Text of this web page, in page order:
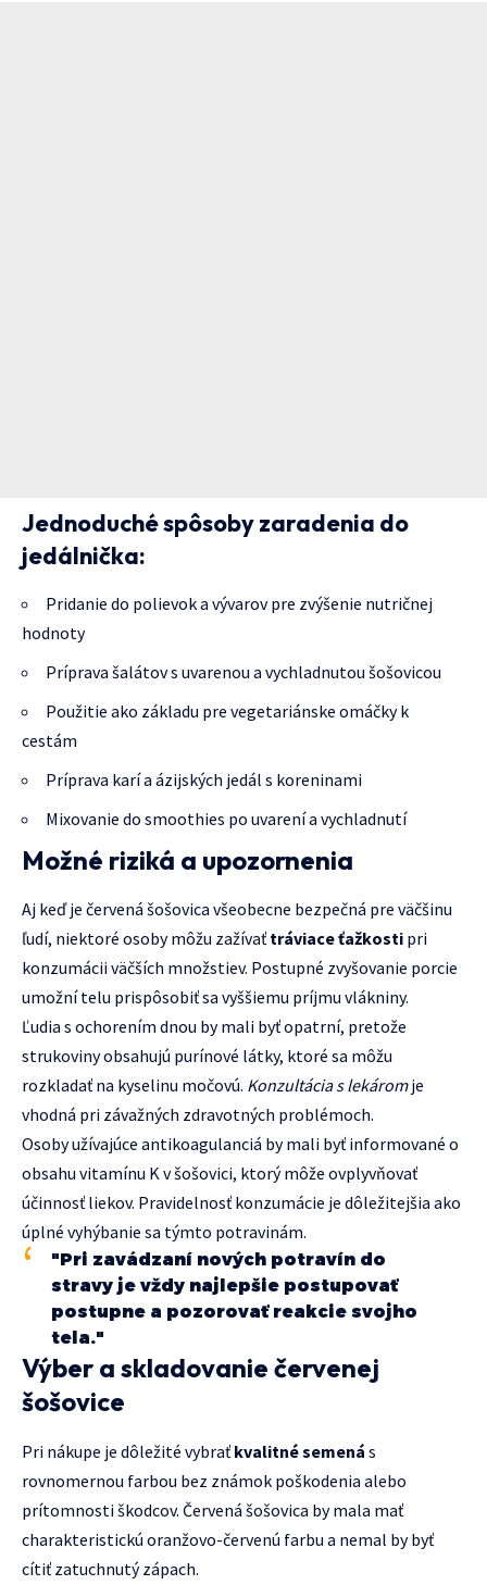
Jednoduché spôsoby zaradenia do
jedálnička:
Pridanie do polievok a vývarov pre zvýšenie nutričnej
hodnoty
Príprava šalátov s uvarenou a vychladnutou šošovicou
Použitie ako základu pre vegetariánske omáčky k
cestám
Príprava karí a ázijských jedál s koreninami
Mixovanie do smoothies po uvarení a vychladnutí
Možné riziká a upozornenia
Aj keď je červená šošovica všeobecne bezpečná pre väčšinu
ľudí, niektoré osoby môžu zažívať tráviace ťažkosti pri
konzumácii väčších množstiev. Postupné zvyšovanie porcie
umožní telu prispôsobiť sa vyššiemu príjmu vlákniny.
Ľudia s ochorením dnou by mali byť opatrní, pretože
strukoviny obsahujú purínové látky, ktoré sa môžu
rozkladať na kyselinu močovú. Konzultácia s lekáromje
vhodná pri závažných zdravotných problémoch.
Osoby užívajúce antikoagulanciá by mali byť informované o
obsahu vitamínu K v šošovici, ktorý môže ovplyvňovať
účinnosť liekov. Pravidelnosť konzumácie je dôležitejšia ako
úplné vyhýbanie sa týmto potravinám.
"Pri zavádzaní nových potravín do
stravy je vždy najlepšie postupovať
postupne a pozorovať reakcie svojho
tela."
Výber a skladovanie červenej
šošovice
Pri nákupe je dôležité vybrať kvalitné semená s
rovnomernou farbou bez známok poškodenia alebo
prítomnosti škodcov. Červená šošovica by mala mať
charakteristickú oranžovo-červenú farbu a nemal by byť
cítiť zatuchnutý zápach.